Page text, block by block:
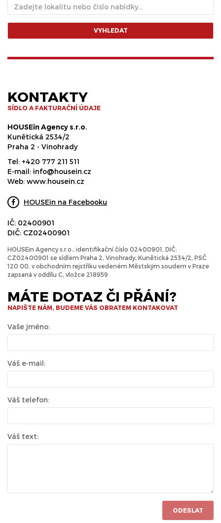
VYHLEDAT
KONTAKTY
SÍDLO A FAKTURAČNÍ ÚDAJE
HOUSEin Agency s.r.o.
Kunětická 2534/2
Praha 2 - Vinohrady
Tel: +420 777 211 511
E-mail: info@housein.cz
Web: www.housein.cz
HOUSEin na Facebooku
IČ: 02400901
DIČ: CZ02400901
HOUSEin Agency s.r.o., identifikační číslo 02400901, DIČ:
CZ02400901 se sídlem Praha 2, Vinohrady, Kunětická 2534/2, PSČ
120 00, v obchodním rejstříku vedeném Městským soudem v Praze
zapsaná v oddílu C, vložce 218959
MÁTE DOTAZ ČI PŘÁNÍ?
NAPIŠTE NÁM, BUDEME VÁS OBRATEM KONTAKOVAT
Vaše jméno:
Váš e-mail:
Váš telefon:
Váš text:
ODESLAT